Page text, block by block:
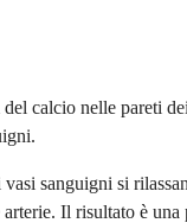
calcio nelle pareti
sanguigni si
Il risultato è